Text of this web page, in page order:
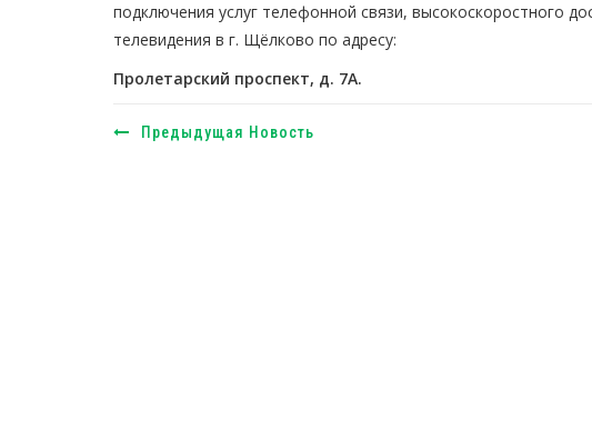
подключения услуг телефонной связи, высокоскоростного
телевидения в г. Щёлково по адресу:
Пролетарский проспект, д. 7А.
Предыдущая Новость